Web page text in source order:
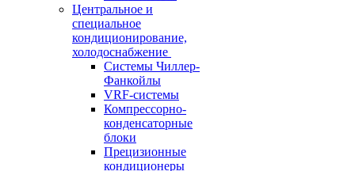
Центральное и
специальное
кондиционирование,
холодоснабжение
Системы Чиллер-
Фанкойлы
VRF-системы
Компрессорно-
конденсаторные
блоки
Прецизионные
кондиционеры